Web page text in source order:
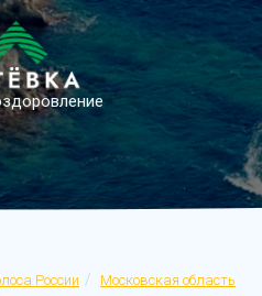
России Московская область